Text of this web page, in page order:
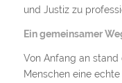
und Justiz zu
Ein gemeinsamer
Von Anfang an stand
Menschen eine